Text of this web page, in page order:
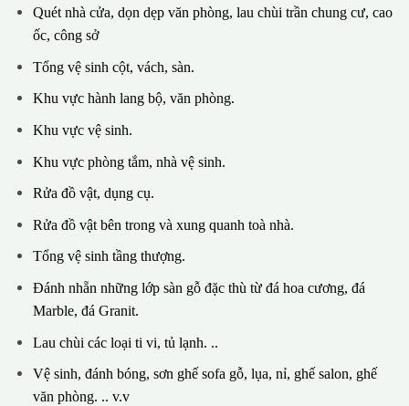
Quét nhà cửa, dọn dẹp văn phòng, lau chùi trần chung cư, cao
ốc, công sở
Tổng vệ sinh cột, vách, sàn.
Khu vực hành lang bộ, văn phòng.
Khu vực vệ sinh.
Khu vực phòng tắm, nhà vệ sinh.
Rửa đồ vật, dụng cụ.
Rửa đồ vật bên trong và xung quanh toà nhà.
Tổng vệ sinh tầng thượng.
Đánh nhẵn những lớp sàn gỗ đặc thù từ đá hoa cương, đá
Marble, đá Granit.
Lau chùi các loại ti vi, tủ lạnh. ..
Vệ sinh, đánh bóng, sơn ghế sofa gỗ, lụa, nỉ, ghế salon, ghế
văn phòng. .. v.v